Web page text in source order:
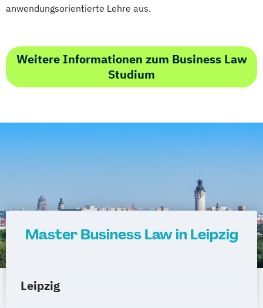
anwendungsorientierte Lehre aus.
Weitere Informationen zum Business Law
Studium
Master Business Law in Leipzig
Leipzig